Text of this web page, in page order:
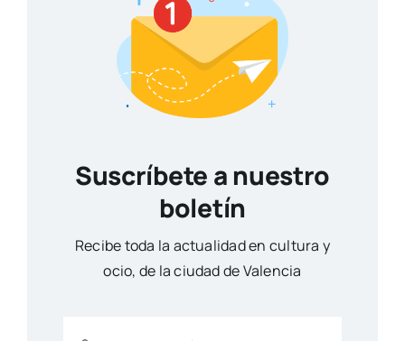
Suscríbete a nuestro
boletín
Reci­be toda la actua­li­dad en cul­tu­ra y
ocio, de la ciu­dad de Valen­cia